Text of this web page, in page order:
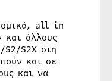
all in
και άλλους
S2X στη
και σε
και να